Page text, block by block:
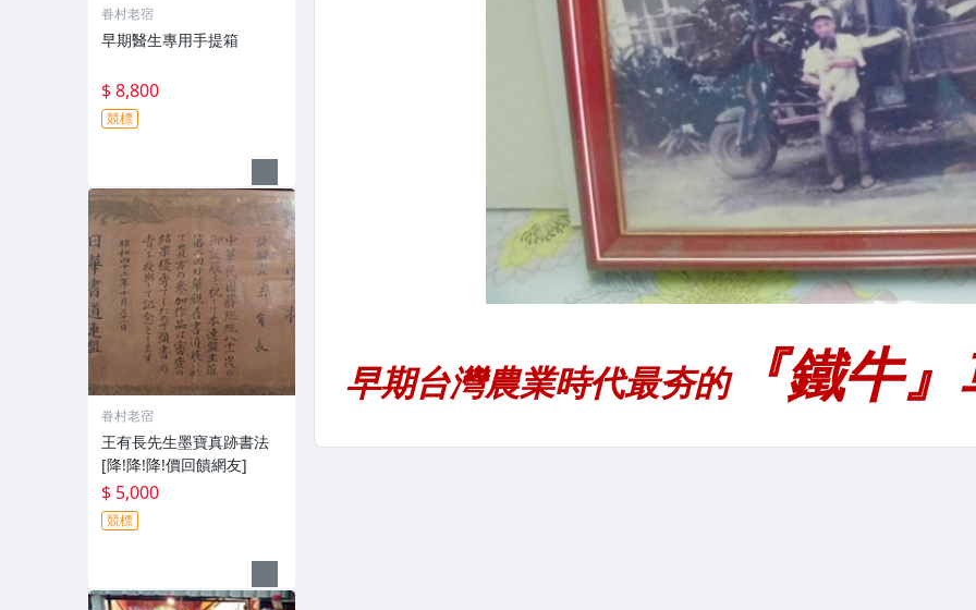
眷村老宿
早期醫生專用手提箱
$ 8,800
競標
眷村老宿
王有長先生墨寶真跡書法
[降!降!降!價回饋網友]
$ 5,000
競標